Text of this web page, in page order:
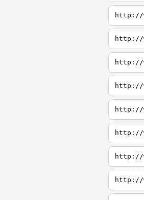
http://
http://
http://
http://
http://
http://
http://
http://